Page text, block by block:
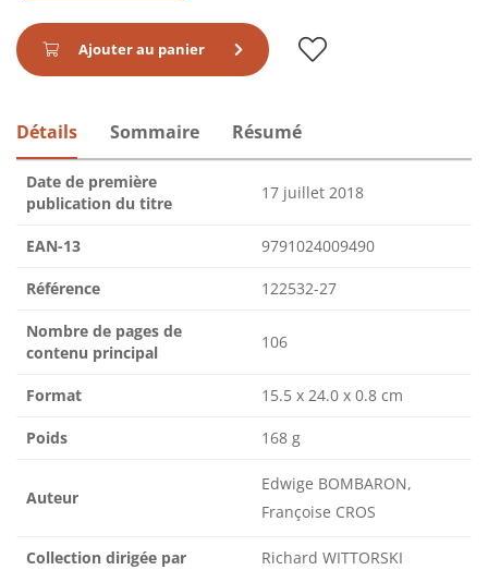
Ajouter au panier
Détails Sommaire Résumé
Date de première
publication du titre
17 juillet 2018
EAN-13 9791024009490
Référence 122532-27
Nombre de pages de
contenu principal
106
Format 15.5 x 24.0 x 0.8 cm
Poids 168 g
Auteur
Edwige BOMBARON,
Françoise CROS
Collection dirigée par Richard WITTORSKI